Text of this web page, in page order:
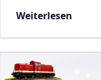
Weiterlesen